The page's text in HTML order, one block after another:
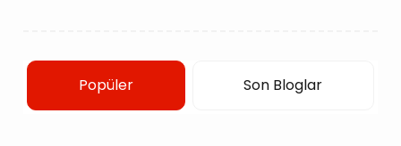
Popüler Son Bloglar